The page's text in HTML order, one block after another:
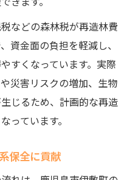
などの森林税が再造林費
資金面の負担を軽減し、
すくなっています。実際
災害リスクの増加、生物
じるため、計画的な再造
っています。
保全に貢献